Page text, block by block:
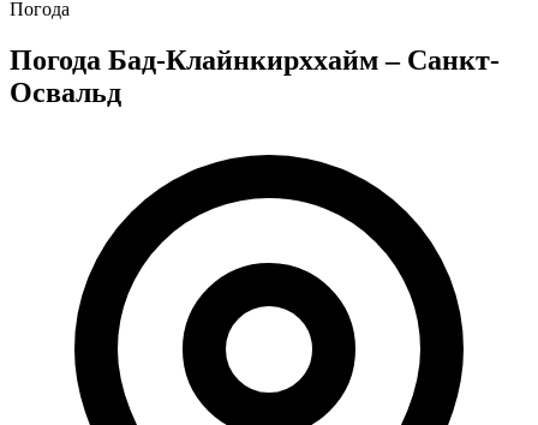
Погода
Погода Бад-Клайнкирххайм – Санкт-
Освальд